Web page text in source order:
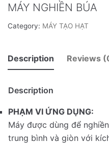
THIẾT BỊ CHIẾT XUẤT
THIẾT BỊ ĐIỀU KHIỂN –
CÁC LOẠI KHÁC
MÁY NGHIỀN BÚA
Category: MÁY TẠO HẠT
Description Reviews
Description
PHẠM VI ỨNG DỤNG:
Máy được dùng để
trung bình và giòn với